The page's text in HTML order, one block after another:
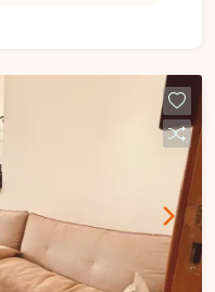
de garagem
para quem busca
das melhores
visita para